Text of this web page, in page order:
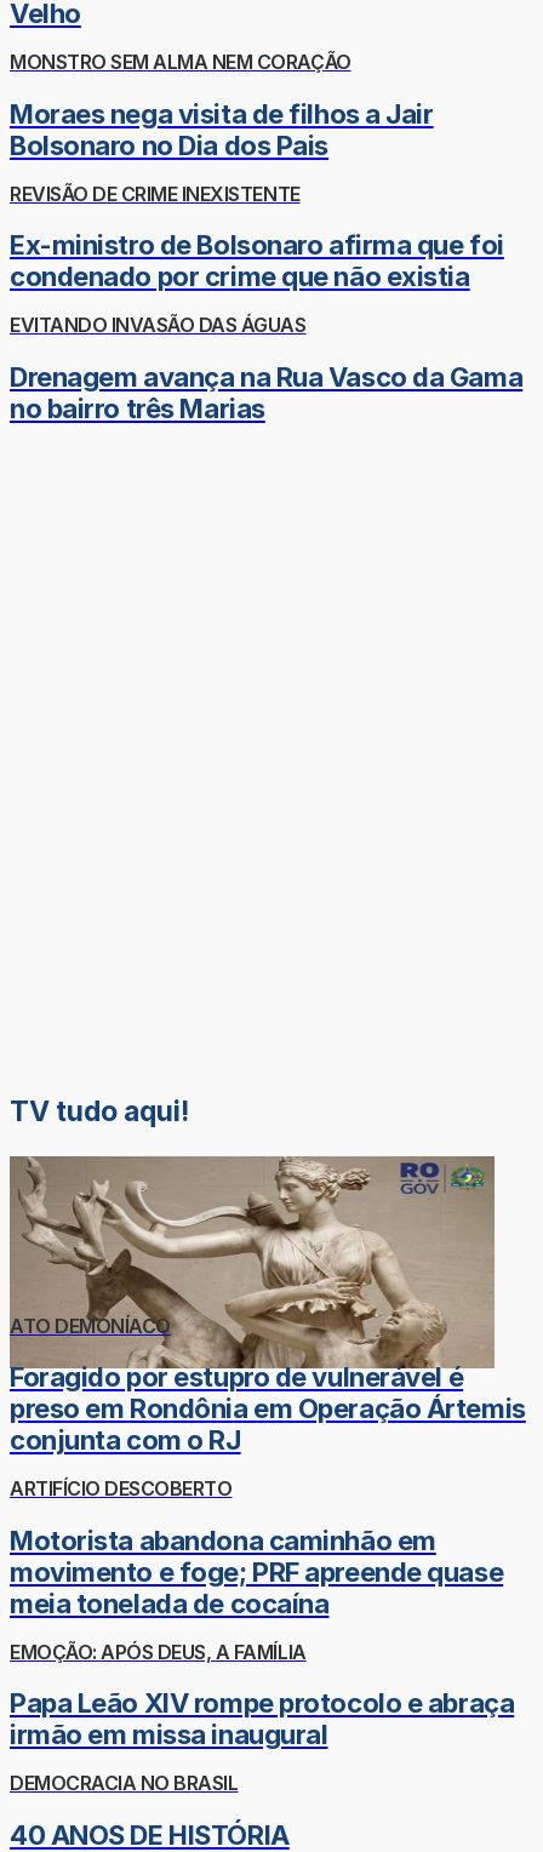
Velho
MONSTRO SEM ALMA NEM CORAÇÃO
Moraes nega visita de filhos a Jair
Bolsonaro no Dia dos Pais
REVISÃO DE CRIME INEXISTENTE
Ex-ministro de Bolsonaro afirma que foi
condenado por crime que não existia
EVITANDO INVASÃO DAS ÁGUAS
Drenagem avança na Rua Vasco da Gama
no bairro três Marias
TV tudo aqui!
ATO DEMONÍACO
Foragido por estupro de vulnerável é
preso em Rondônia em Operação Ártemis
conjunta com o RJ
ARTIFÍCIO DESCOBERTO
Motorista abandona caminhão em
movimento e foge; PRF apreende quase
meia tonelada de cocaína
EMOÇÃO: APÓS DEUS, A FAMÍLIA
Papa Leão XIV rompe protocolo e abraça
irmão em missa inaugural
DEMOCRACIA NO BRASIL
40 ANOS DE HISTÓRIA